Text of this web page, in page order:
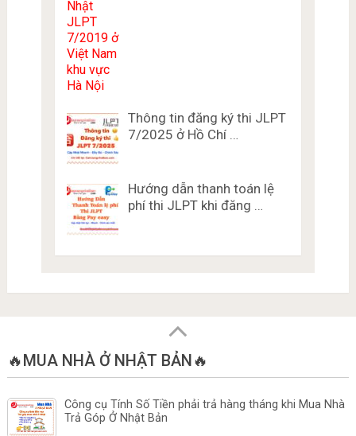
Thông tin đăng ký thi JLPT
7/2025 ở Hồ Chí …
Hướng dẫn thanh toán lệ
phí thi JLPT khi đăng …
🔥MUA NHÀ Ở NHẬT BẢN🔥
Công cụ Tính Số Tiền phải trả hàng tháng khi Mua Nhà
Trả Góp Ở Nhật Bản